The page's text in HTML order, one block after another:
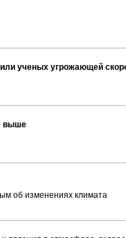
ученых угрожающей
выше
об изменениях климата